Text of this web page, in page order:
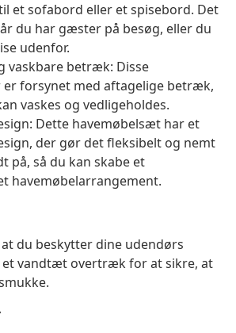
et sofabord eller et spisebord. Det
du har gæster på besøg, eller du
udenfor.
vaskbare betræk: Disse
forsynet med aftagelige betræk,
vaskes og vedligeholdes.
Dette havemøbelsæt har et
der gør det fleksibelt og nemt
på, så du kan skabe et
havemøbelarrangement.
at du beskytter dine udendørs
et vandtæt overtræk for at sikre, at